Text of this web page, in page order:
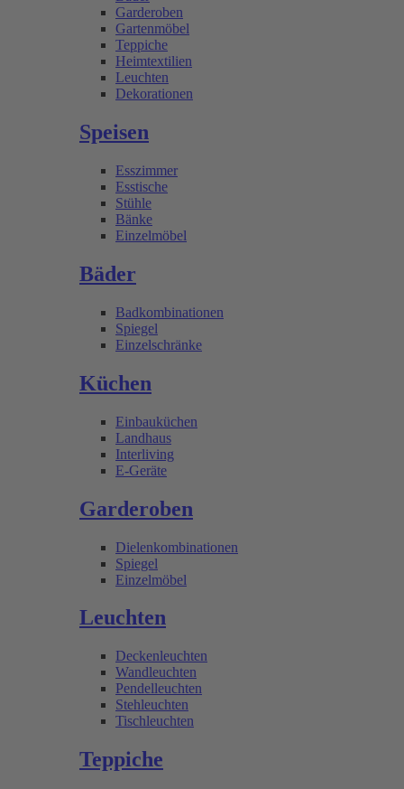
Garderoben
Gartenmöbel
Teppiche
Heimtextilien
Leuchten
Dekorationen
Speisen
Esszimmer
Esstische
Stühle
Bänke
Einzelmöbel
Bäder
Badkombinationen
Spiegel
Einzelschränke
Küchen
Einbauküchen
Landhaus
Interliving
E-Geräte
Garderoben
Dielenkombinationen
Spiegel
Einzelmöbel
Leuchten
Deckenleuchten
Wandleuchten
Pendelleuchten
Stehleuchten
Tischleuchten
Teppiche